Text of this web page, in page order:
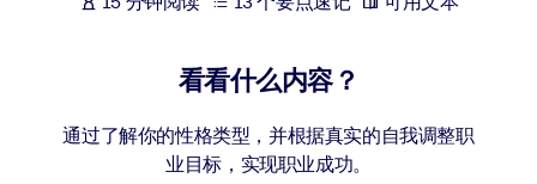
利用可靠、结构化的知识为您的人工智能系统提供动力，以改善输
看看什么内容？
通过了解你的性格类型，并根据真实的自我调整职
业目标，实现职业成功。